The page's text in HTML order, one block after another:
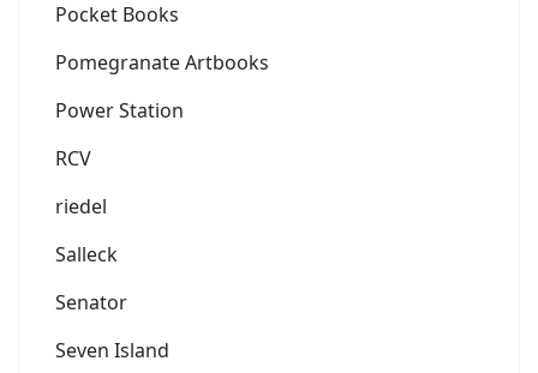
Pocket Books
Pomegranate Artbooks
Power Station
RCV
riedel
Salleck
Senator
Seven Island